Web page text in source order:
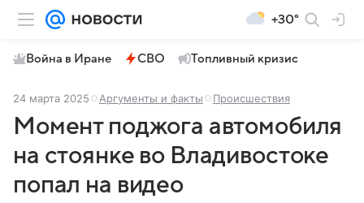
+30°
Война в Иране СВО Топливный кризис
24 марта 2025 Аргументы и факты Происшествия
Момент поджога автомобиля
на стоянке во Владивостоке
попал на видео